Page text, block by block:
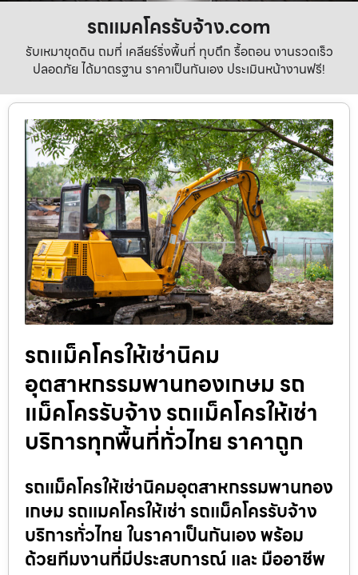
รถแมคโครรับจ้าง.com
รับเหมาขุดดิน ถมที่ เคลียร์ริ่งพื้นที่ ทุบตึก รื้อถอน งานรวดเร็ว
ปลอดภัย ได้มาตรฐาน ราคาเป็นกันเอง ประเมินหน้างานฟรี!
รถแม็คโครให้เช่านิคม
อุตสาหกรรมพานทองเกษม รถ
แม็คโครรับจ้าง รถแม็คโครให้เช่า
บริการทุกพื้นที่ทั่วไทย ราคาถูก
รถแม็คโครให้เช่านิคมอุตสาหกรรมพานทอง
เกษม รถแมคโครให้เช่า รถแม็คโครรับจ้าง
บริการทั่วไทย ในราคาเป็นกันเอง พร้อม
ด้วยทีมงานที่มีประสบการณ์ และ มืออาชีพ